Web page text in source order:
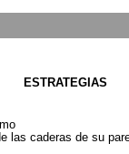
ESTRATEGIAS
las caderas de su